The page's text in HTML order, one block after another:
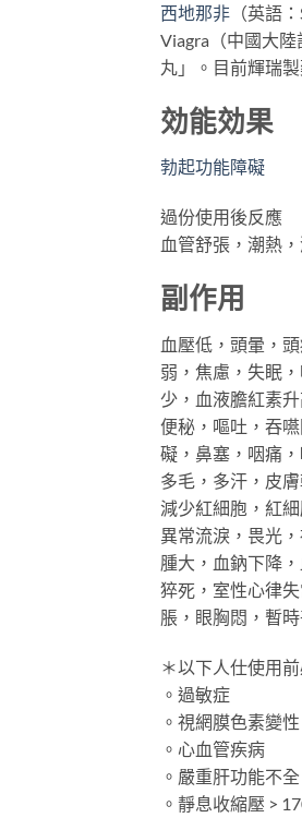
西地那非 （英語
Viagra（中國大
丸」。目前輝瑞
効能効果
勃起功能障礙
過份使用後反應
血管舒張，潮熱
副作用
血壓低，頭暈，
弱，焦慮，失眠
少，血液膽紅素
便秘，嘔吐，吞
礙，鼻塞，咽痛
多毛，多汗，皮
減少紅細胞，紅
異常流淚，畏光
腫大，血鈉下降
猝死，室性心律
脹，眼胸悶，暫
＊以下人仕使用
。過敏症
。視網膜色素變性
。心血管疾病
。嚴重肝功能不全
。靜息收縮壓 >